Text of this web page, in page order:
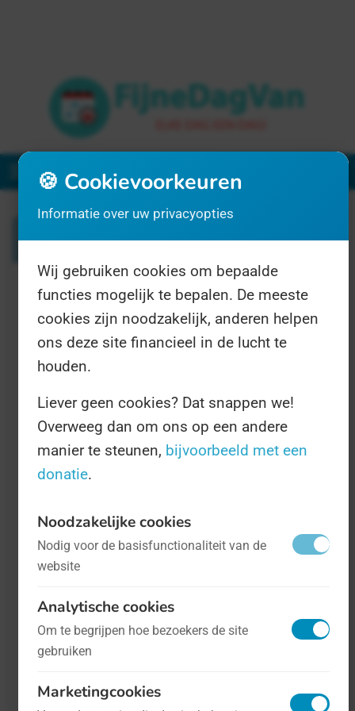
Menu
Zoeken
1 resultaat voor "weduwe"
Internationale Dag van de Weduwe
23 juni
Mens en maatschappij
Als weduwe heb je het al niet makkelijk.
Je bent je levenspartner kwijt en voelt je
waarschijnlijk erg eenzaam. Dat is al erg
genoeg, maar voor weduwen in
🍪 Cookievoorkeuren
Informatie over uw privacyopties
Wij gebruiken cookies om bepaalde
functies mogelijk te bepalen. De meeste
cookies zijn noodzakelijk, anderen helpen
ons deze site financieel in de lucht te
houden.
Liever geen cookies? Dat snappen we!
Overweeg dan om ons op een andere
manier te steunen, bijvoorbeeld met een
donatie.
Noodzakelijke cookies
Nodig voor de basisfunctionaliteit van de
website
Analytische cookies
Om te begrijpen hoe bezoekers de site
gebruiken
Marketingcookies